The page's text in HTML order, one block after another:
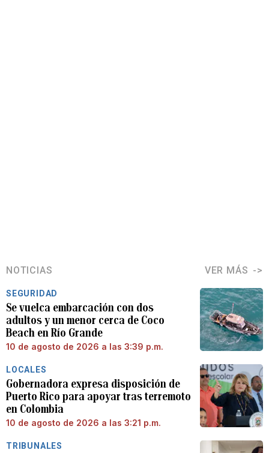
NOTICIAS VER MÁS
SEGURIDAD
Se vuelca embarcación con dos
adultos y un menor cerca de Coco
Beach en Río Grande
10 de agosto de 2026 a las 3:39 p.m.
LOCALES
Gobernadora expresa disposición de
Puerto Rico para apoyar tras terremoto
en Colombia
10 de agosto de 2026 a las 3:21 p.m.
TRIBUNALES